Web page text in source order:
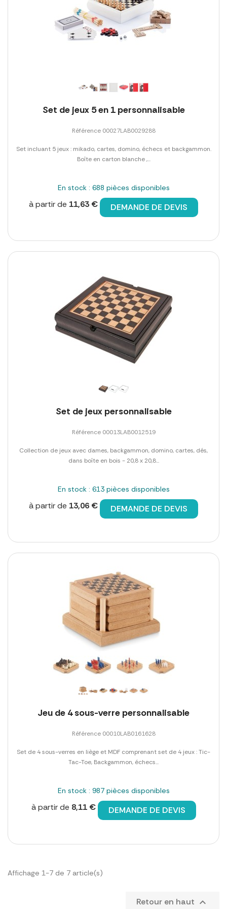
Set de jeux 5 en 1 personnalisable
Référence 00027LAB0029288
Set incluant 5 jeux : mikado, cartes, domino, échecs et backgammon.
Boîte en carton blanche ,...
En stock : 688 pièces disponibles
à partir de 11,63 € DEMANDE DE DEVIS
Set de jeux personnalisable
Référence 00013LAB0012519
Collection de jeux avec dames, backgammon, domino, cartes, dés,
dans boîte en bois - 20,8 x 20,8...
En stock : 613 pièces disponibles
à partir de 13,06 € DEMANDE DE DEVIS
Jeu de 4 sous-verre personnalisable
Référence 00010LAB0161628
Set de 4 sous-verres en liège et MDF comprenant set de 4 jeux : Tic-
Tac-Toe, Backgammon, échecs...
En stock : 987 pièces disponibles
à partir de 8,11 € DEMANDE DE DEVIS
Affichage 1-7 de 7 article(s)
Retour en haut 